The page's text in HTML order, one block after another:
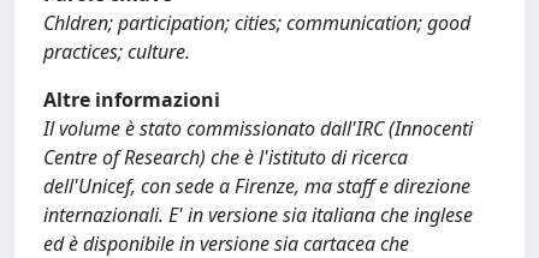
Chldren; participation; cities; communication; good
practices; culture.
Altre informazioni
Il volume è stato commissionato dall'IRC (Innocenti
Centre of Research) che è l'istituto di ricerca
dell'Unicef, con sede a Firenze, ma staff e direzione
internazionali. E' in versione sia italiana che inglese
ed è disponibile in versione sia cartacea che